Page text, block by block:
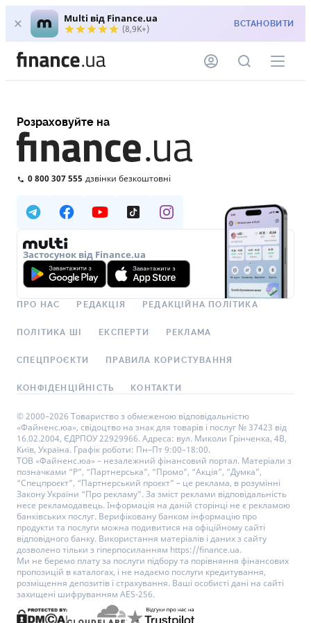
Multi від Finance.ua
(8,9K+) ВСТАНОВИТИ
Розраховуйте на
0 800 307 555 дзвінки безкоштовні
Застосунок від Finance.ua
ПРО НАС РЕДАКЦІЯ РЕДАКЦІЙНА ПОЛІТИКА
ПОЛІТИКА ШІ ЕКСПЕРТИ РЕКЛАМА
СПЕЦПРОЄКТИ ПРАВИЛА КОРИСТУВАННЯ
КОНФІДЕНЦІЙНІСТЬ КОНТАКТИ
© 2000–2026 Товариство з обмеженою відповідальністю
«Файненс.юа», свідоцтво на знак для товарів і послуг № 37423 від
16.02.2004, ЄДРПОУ 22929966. Адреса: вул. Миколи Грінченка, 4В,
Київ, Україна. Графік роботи: Пн–Пт 9:00–18:00.
ТОВ «Файненс.юа» – незалежний фінансовий портал. Матеріали з
позначками “Р”, “Партнерська”, “Промо”, “Акція”, “Думка”,
“Спецпроєкт”, “Партнерський проєкт” – це реклама, в розумінні
Закону України “Про рекламу”. За зміст реклами відповідальність
несе рекламодавець. Інформація на даній сторінці не є рекламою
банківських послуг. Верифіковану банком інформацію про
продукти та послуги можна подивитися на офіційному сайті
відповідного банку. Використання матеріалів і даних з сайту
дозволено тільки з гіперпосиланням https://finance.ua.
Ми не беремо плату за послуги підбору та порівняння фінансових
пропозицій в каталогах, і не надаємо послуги кредитування,
розміщення депозитів і страхування. Ваші особисті дані на сайті
захищені шифруванням AES-256.